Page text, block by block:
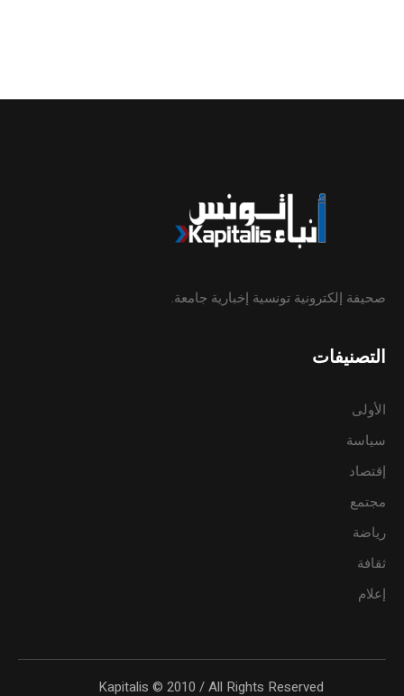
صحيفة إلكترونية تونسية إخبارية جامعة.
التصنيفات
الأولى
سياسة
إقتصاد
مجتمع
رياضة
ثقافة
إعلام
Kapitalis © 2010 / All Rights Reserved